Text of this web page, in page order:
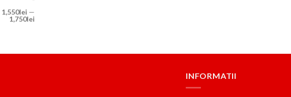
1,550lei —
1,750lei
INFORMATII